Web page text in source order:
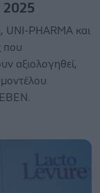
2025
UNI-PHARMA και
που
αξιολογηθεί,